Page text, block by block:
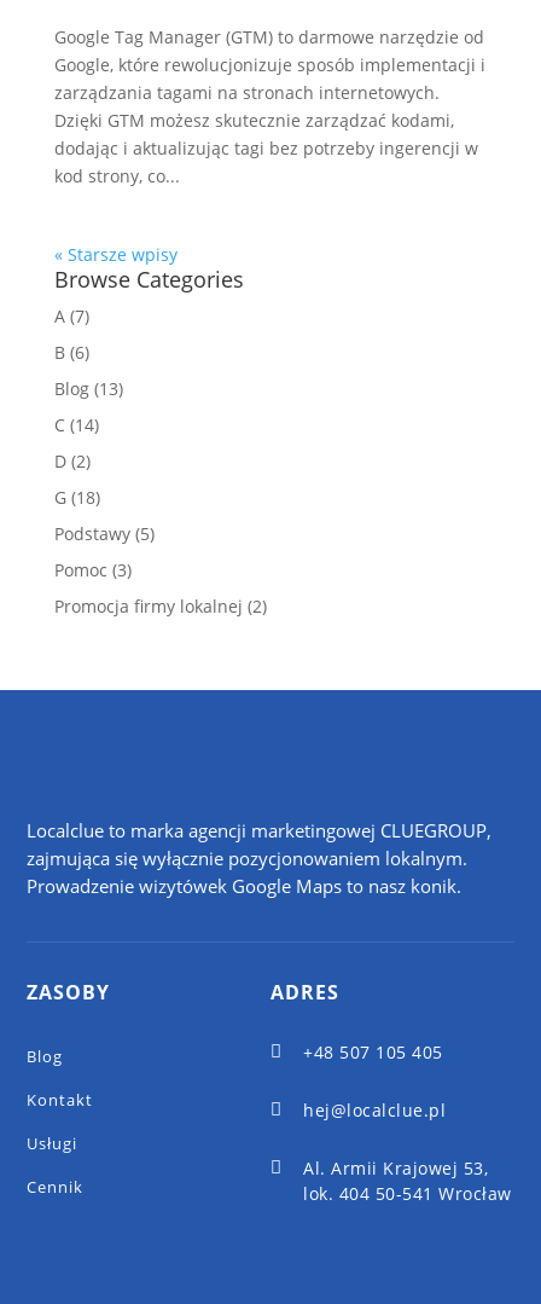
Google Tag Manager (GTM) to darmowe narzędzie od
Google, które rewolucjonizuje sposób implementacji i
zarządzania tagami na stronach internetowych.
Dzięki GTM możesz skutecznie zarządzać kodami,
dodając i aktualizując tagi bez potrzeby ingerencji w
kod strony, co...
« Starsze wpisy
Browse Categories
A(7)
B(6)
Blog(13)
C(14)
D(2)
G(18)
Podstawy(5)
Pomoc (3)
Promocja firmy lokalnej (2)
Localclue to marka agencji marketingowej CLUEGROUP,
zajmująca się wyłącznie pozycjonowaniem lokalnym.
Prowadzenie wizytówek Google Maps to nasz konik.
ZASOBY
Blog
Kontakt
Usługi
Cennik
ADRES
 +48 507 105 405
 hej@localclue.pl

Al. Armii Krajowej 53,
lok. 404 50-541 Wrocław